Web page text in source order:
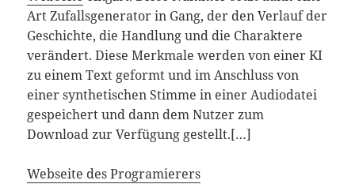
Art Zufallsgenerator in Gang, der den Verlauf der
Geschichte, die Handlung und die Charaktere
verändert. Diese Merkmale werden von einer KI
zu einem Text geformt und im Anschluss von
einer synthetischen Stimme in einer Audiodatei
gespeichert und dann dem Nutzer zum
Download zur Verfügung gestellt.[…]
Webseite des Programierers